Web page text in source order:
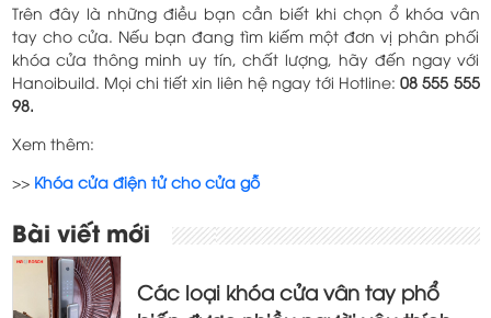
Trên đây là những điều bạn cần biết khi chọn ổ khóa vân
tay cho cửa. Nếu bạn đang tìm kiếm một đơn vị phân phối
khóa cửa thông minh uy tín, chất lượng, hãy đến ngay với
Hanoibuild. Mọi chi tiết xin liên hệ ngay tới Hotline:08 555 555
98.
Xem thêm:
>> Khóa cửa điện tử cho cửa gỗ
Điều
hướng
bài
Bài viết mới
Các loại khóa cửa vân tay phổ